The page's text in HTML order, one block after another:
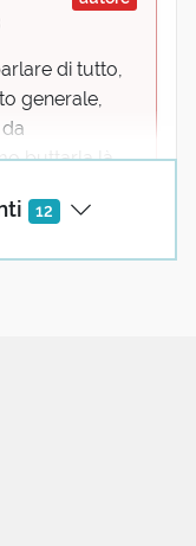
12
di tutto,
generale,
buttarla là.